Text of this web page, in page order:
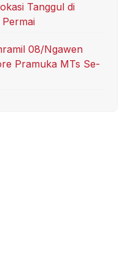
Tanggul di
08/Ngawen
Pramuka MTs Se-